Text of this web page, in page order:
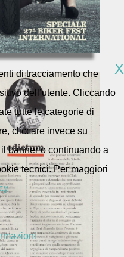
X
di tracciamento che
dell’utente. Cliccando
tutte le categorie di
cliccare invece su
banner o continuando a
tecnici. Per maggiori